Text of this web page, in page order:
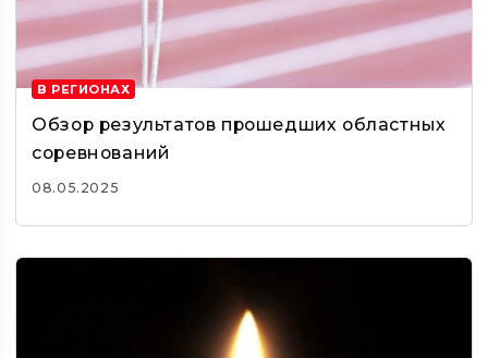
В РЕГИОНАХ
Обзор результатов прошедших областных
соревнований
08.05.2025